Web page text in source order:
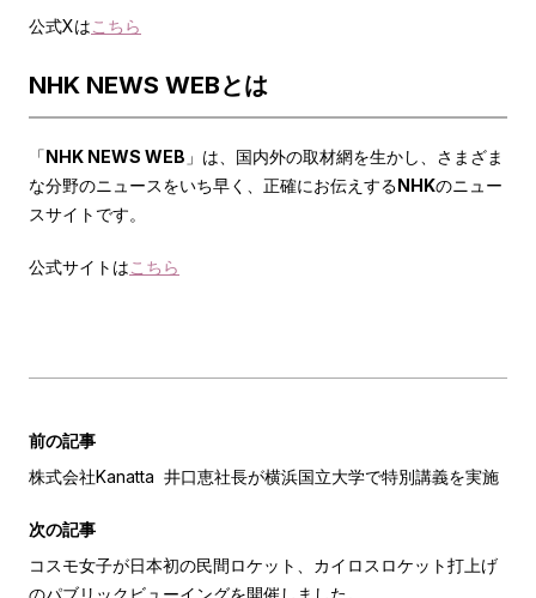
公式Xはこちら
NHK NEWS WEBとは
「NHK NEWS WEB 」は、国内外の取材網を生かし、さまざま
な分野のニュースをいち早く、正確にお伝えするNHKのニュー
スサイトです。
公式サイトはこちら
前の記事
株式会社Kanatta 井口恵社長が横浜国立大学で特別講義を実施
次の記事
コスモ女子が日本初の民間ロケット、カイロスロケット打上げ
のパブリックビューイングを開催しました。